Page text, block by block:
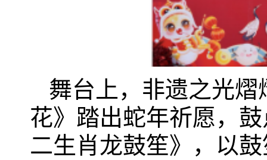
舞台上，非遗之光
花》踏出蛇年祈愿，
二生肖龙鼓笙》，以